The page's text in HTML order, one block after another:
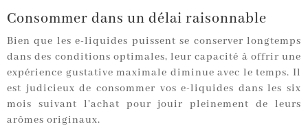
Consommer dans un délai raisonnable
Bien que les e-liquides puissent se conserver longtemps
dans des conditions optimales, leur capacité à offrir une
expérience gustative maximale diminue avec le temps. Il
est judicieux de consommer vos e-liquides dans les six
mois suivant l’achat pour jouir pleinement de leurs
arômes originaux.